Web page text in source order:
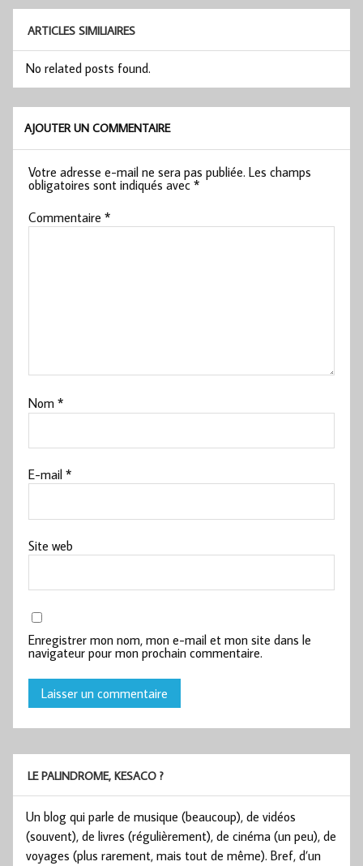
ARTICLES SIMILIAIRES
No related posts found.
AJOUTER UN COMMENTAIRE
Votre adresse e-mail ne sera pas publiée. Les champs
obligatoires sont indiqués avec*
Commentaire*
Nom*
E-mail*
Site web
Enregistrer mon nom, mon e-mail et mon site dans le
navigateur pour mon prochain commentaire.
LE PALINDROME, KESACO ?
Un blog qui parle de musique (beaucoup), de vidéos
(souvent), de livres (régulièrement), de cinéma (un peu), de
voyages (plus rarement, mais tout de même). Bref, d’un